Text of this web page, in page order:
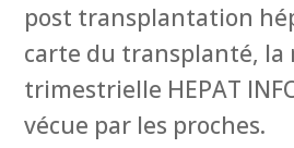
post transplantation
carte du transplanté, la
trimestrielle HEPAT
vécue par les proches.